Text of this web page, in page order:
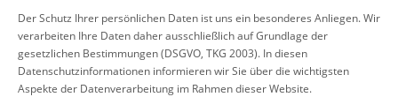
Der Schutz Ihrer persönlichen Daten ist uns ein besonderes Anliegen. Wir
verarbeiten Ihre Daten daher ausschließlich auf Grundlage der
gesetzlichen Bestimmungen (DSGVO, TKG 2003). In diesen
Datenschutzinformationen informieren wir Sie über die wichtigsten
Aspekte der Datenverarbeitung im Rahmen dieser Website.